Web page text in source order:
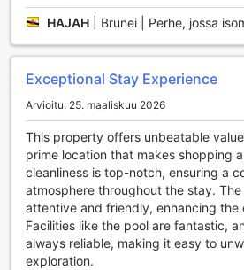
vaivatonta ja miellyttävää. Hotelli
saapumis- ja lähtöpäivinä. Tämä
valinta matkailijoille, jotka haluavat
liikenteen hälinää ja nauttia
hotellille.
Hotellissa on myös ilmainen
erityisen arvostettu ominaisuus niille,
omalla autolla. Itsepalvelupysäköinti
paikan päällä, mikä tarjoaa vieraille
mukavuutta. Lisäksi taksipalvelu on
joten vieraat voivat liikkua
tutustuen kaupungin nähtävyyksiin
vaivannäköä.
HAJAH Brunei | Perhe, jossa
Exceptional Stay Experience
Arvioitu: 25. maaliskuu 2026
This property offers unbeatable
prime location that makes shopping
cleanliness is top-notch, ensuring a
atmosphere throughout the stay.
attentive and friendly, enhancing the
Facilities like the pool are fantastic,
always reliable, making it easy to
exploration.